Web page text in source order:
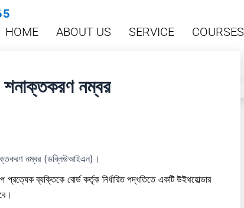
HOME ABOUT US SERVICE COURSES
নম্বর
নম্বর (ডব্লিউআইএন)।
ব্যক্তিকে বোর্ড কর্তৃক নির্ধারিত পদ্ধতিতে একটি উইথহোল্ডার